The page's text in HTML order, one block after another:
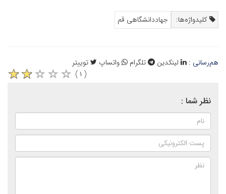
کلیدواژه‌ها: جهاددانشگاهی قم
هم‌رسانی : لینکدین تلگرام واتساپ
توییتر
( ۱ )
نظر شما :